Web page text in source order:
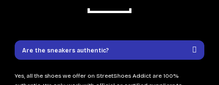
Are the sneakers authentic?
Yes, all the shoes we offer on StreetShoes Addict are 100%